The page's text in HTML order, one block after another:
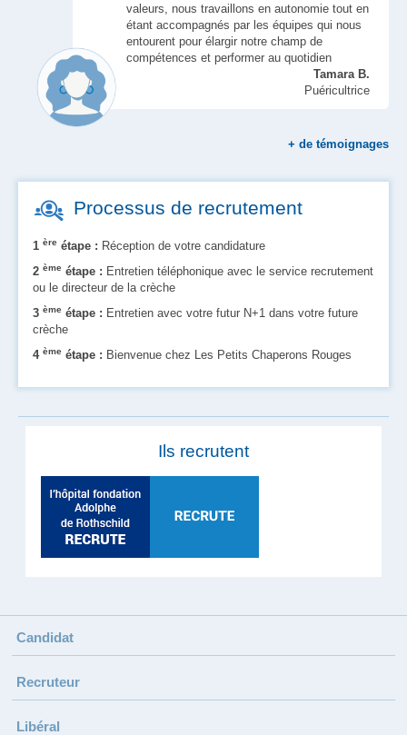
valeurs, nous travaillons en autonomie tout en
étant accompagnés par les équipes qui nous
entourent pour élargir notre champ de
compétences et performer au quotidien
Tamara B.
Puéricultrice
+ de témoignages
Processus de recrutement
1 ère étape : Réception de votre candidature
2 ème étape : Entretien téléphonique avec le service recrutement
ou le directeur de la crèche
3 ème étape : Entretien avec votre futur N+1 dans votre future
crèche
4 ème étape : Bienvenue chez Les Petits Chaperons Rouges
Ils recrutent
Candidat
Recruteur
Libéral